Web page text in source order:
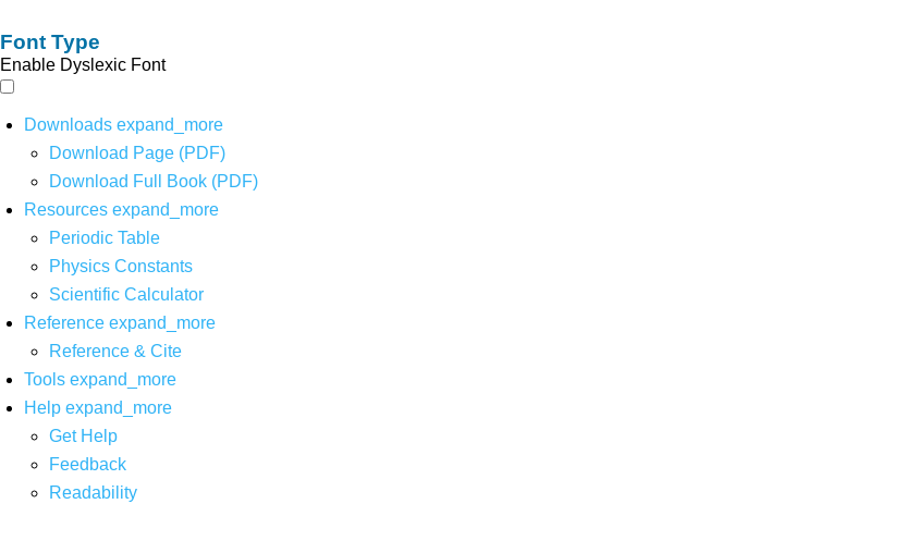
Font Type
Enable Dyslexic Font
Downloads expand_more
Download Page (PDF)
Download Full Book (PDF)
Resources expand_more
Periodic Table
Physics Constants
Scientific Calculator
Reference expand_more
Reference & Cite
Tools expand_more
Help expand_more
Get Help
Feedback
Readability